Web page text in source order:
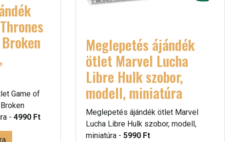
Game of
- 4990 Ft
Meglepetés ájándék
ötlet Marvel Lucha
Libre Hulk szobor,
modell, miniatúra
Meglepetés ájándék ötlet Marvel
Lucha Libre Hulk szobor, modell,
miniatúra - 5990 Ft